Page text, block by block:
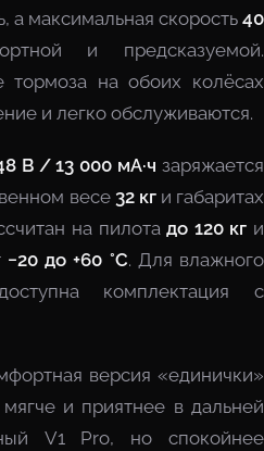
а максимальная скорость 40
и предсказуемой.
тормоза на обоих колёсах
и легко обслуживаются.
В / 13 000 мА·ч заряжается
весе 32 кги габаритах
на пилотадо 120 кг и
−20 до +60 °C. Для влажного
комплектация с
версия «единички»
и приятнее в дальней
V1 Pro, но спокойнее